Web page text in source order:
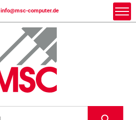
info@msc-computer.de